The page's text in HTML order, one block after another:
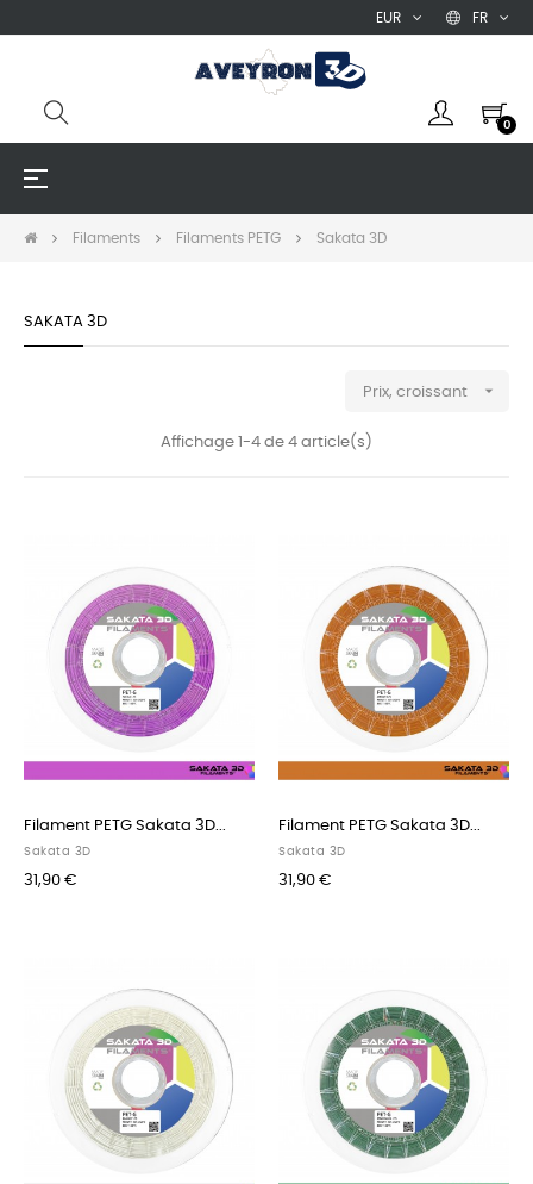
FR
EUR
0
Basculer
☰
Filaments Filaments PETG Sakata 3D
SAKATA 3D
Prix, croissant 
Affichage 1-4 de 4 article(s)
Filament PETG Sakata 3D...
Sakata 3D
31,90 €
Filament PETG Sakata 3D...
Sakata 3D
31,90 €